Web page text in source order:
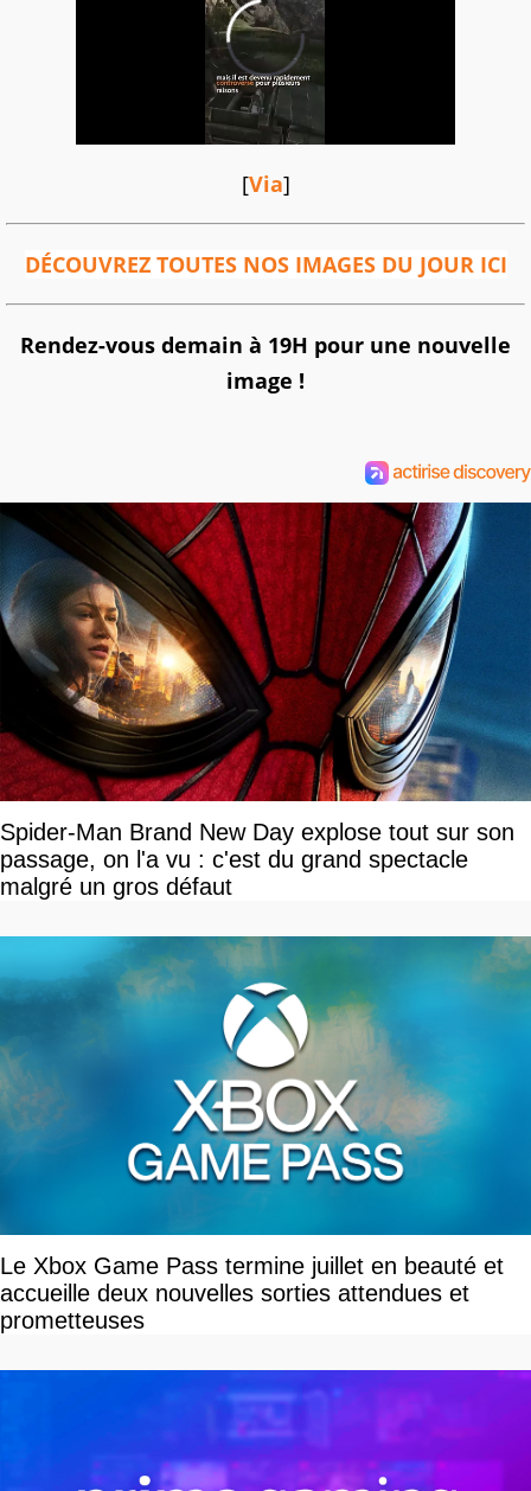
[Via]
DÉCOUVREZ TOUTES NOS IMAGES DU JOUR ICI
Rendez-vous demain à 19H pour une nouvelle
image !
Spider-Man Brand New Day explose tout sur son
passage, on l'a vu : c'est du grand spectacle
malgré un gros défaut
Le Xbox Game Pass termine juillet en beauté et
accueille deux nouvelles sorties attendues et
prometteuses